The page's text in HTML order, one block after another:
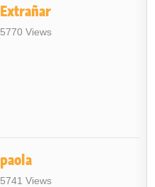
Extrañar
5770 Views
paola
5741 Views